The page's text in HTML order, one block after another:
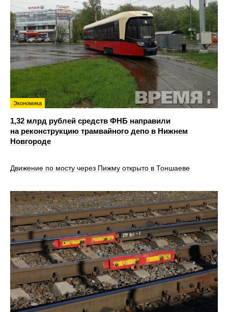
Экономика
1,32 млрд рублей средств ФНБ направили
на реконструкцию трамвайного депо в Нижнем
Новгороде
Движение по мосту через Пижму открыто в Тоншаеве